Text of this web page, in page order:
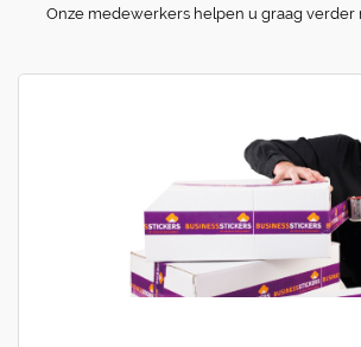
Onze medewerkers helpen u graag verder